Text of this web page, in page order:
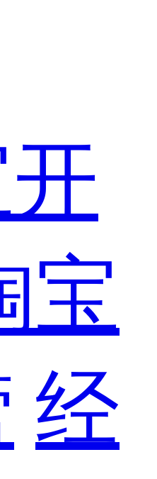
宝
经